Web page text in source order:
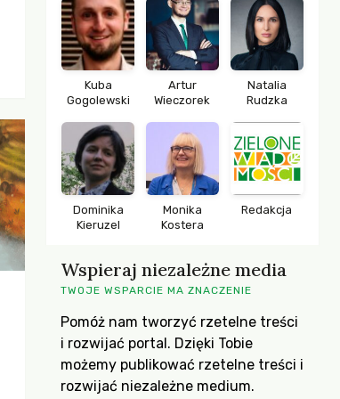
Kuba
Gogolewski
Artur
Wieczorek
Natalia
Rudzka
Dominika
Kieruzel
Monika
Kostera
Redakcja
Wspieraj niezależne media
TWOJE WSPARCIE MA ZNACZENIE
Pomóż nam tworzyć rzetelne treści
i rozwijać portal. Dzięki Tobie
możemy publikować rzetelne treści i
rozwijać niezależne medium.